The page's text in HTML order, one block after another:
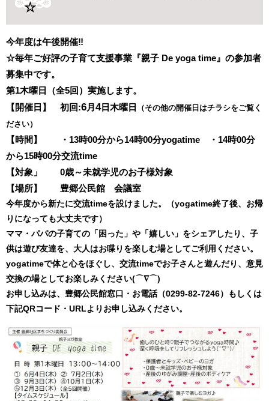
☆
今年度は午後開催‼
☆毎年ご好評の子育て支援事業『親子 De yoga time 』の参加者
募集中です。
第1木曜日（全5回） 実施します。
【開催日】 初回:6月 4日木曜日
（その他の開催日はチラシをご覧く
ださい）
【時間】 ・13時00分から14時00分yogatime ・14時00分
から15時00分交流time
【対象」 0歳～未就学児のお子様対象
【場所】
豊郷公民館 会議室
今年度から新たに交流timeを設けました。（yogatime終了後、お帰
りになっても大丈夫です）
ママ・パパの子育ての「困った」や「嬉しい」をシェアしたり、子
供は遊び友達を、大人はお喋りを楽しむ場としてご利用ください。
yogatimeで体と心をほぐし、交流timeでお子さんと遊んだり、意見
交換の場としてお楽しみください(⌒∇⌒)
お申し込みは、豊郷公民館窓口・お電話（0299-82-7246）もしくは
下記QRコード・URLよりお申し込みください。